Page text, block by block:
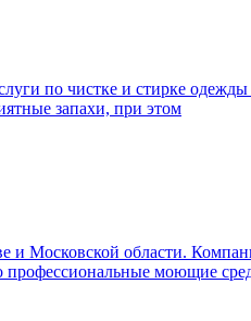
по чистке и стирке
запахи, при этом
Московской области.
профессиональные моющие